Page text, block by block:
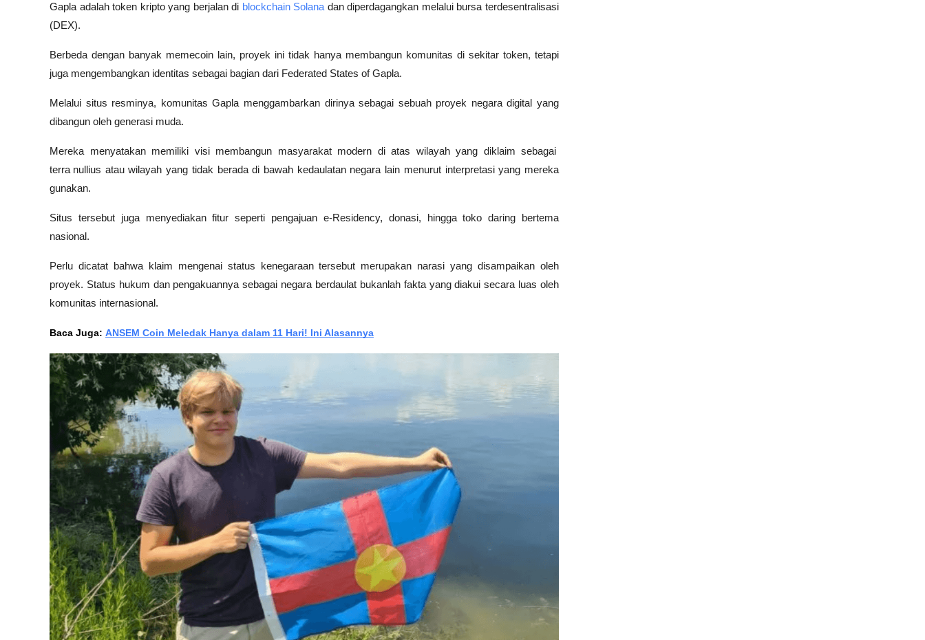
Gapla adalah token kripto yang berjalan di blockchain Solana dan diperdagangkan melalui bursa terdesentralisasi
(DEX).
Berbeda dengan banyak memecoin lain, proyek ini tidak hanya membangun komunitas di sekitar token, tetapi
juga mengembangkan identitas sebagai bagian dari Federated States of Gapla.
Melalui situs resminya, komunitas Gapla menggambarkan dirinya sebagai sebuah proyek negara digital yang
dibangun oleh generasi muda.
Mereka menyatakan memiliki visi membangun masyarakat modern di atas wilayah yang diklaim sebagai
terra nullius atau wilayah yang tidak berada di bawah kedaulatan negara lain menurut interpretasi yang mereka
gunakan.
Situs tersebut juga menyediakan fitur seperti pengajuan e-Residency, donasi, hingga toko daring bertema
nasional.
Perlu dicatat bahwa klaim mengenai status kenegaraan tersebut merupakan narasi yang disampaikan oleh
proyek. Status hukum dan pengakuannya sebagai negara berdaulat bukanlah fakta yang diakui secara luas oleh
komunitas internasional.
Baca Juga: ANSEM Coin Meledak Hanya dalam 11 Hari! Ini Alasannya